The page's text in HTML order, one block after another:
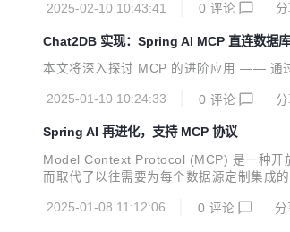
2025-02-10 10:43:41 0 评论
Chat2DB 实现：Spring AI MCP 直连数据
本文将深入探讨 MCP 的进阶应用 —— 通
2025-01-10 10:24:33 0 评论
Spring AI 再进化，支持 MCP 协议
Model Context Protocol (MCP) 是一种开
而取代了以往需要为每个数据源定制集成的
2025-01-08 11:12:06 0 评论 分